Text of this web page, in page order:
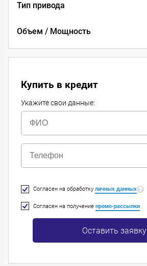
Тип привода
Объем / Мощность
Купить в кредит
Укажите свои данные:
Согласен на обработку личных данных
Согласен на получение промо-рассылки
Оставить заявку